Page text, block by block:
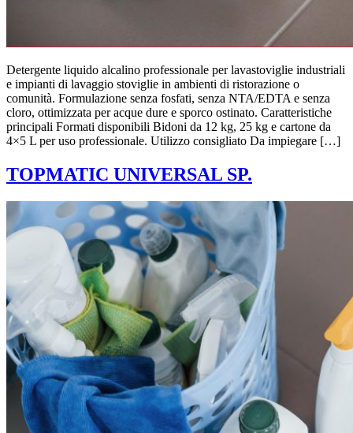
Detergente liquido alcalino professionale per lavastoviglie industriali
e impianti di lavaggio stoviglie in ambienti di ristorazione o
comunità. Formulazione senza fosfati, senza NTA/EDTA e senza
cloro, ottimizzata per acque dure e sporco ostinato. Caratteristiche
principali Formati disponibili Bidoni da 12 kg, 25 kg e cartone da
4×5 L per uso professionale. Utilizzo consigliato Da impiegare […]
TOPMATIC UNIVERSAL SP.